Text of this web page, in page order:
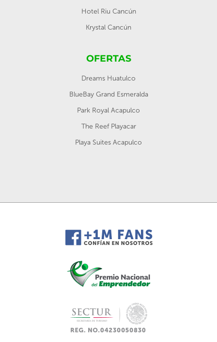
Hotel Riu Cancún
Krystal Cancún
OFERTAS
Dreams Huatulco
BlueBay Grand Esmeralda
Park Royal Acapulco
The Reef Playacar
Playa Suites Acapulco